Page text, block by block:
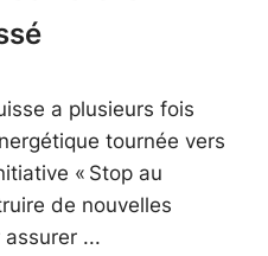
a plusieurs fois
tournée vers
« Stop au
de nouvelles
assurer